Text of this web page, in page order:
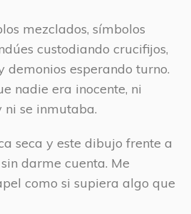
mezclados, símbolos
custodiando crucifijos,
demonios esperando turno.
nadie era inocente, ni
ni se inmutaba.
seca y este dibujo frente a
darme cuenta. Me
como si supiera algo que